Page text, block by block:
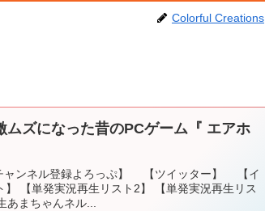
Colorful Creations
ムズになった昔のPCゲーム『 エアホ
ンネル登録よろっぷ】 【ツイッター】 【イ
【単発実況再生リスト2】 【単発実況再生リス
まちゃんネル...